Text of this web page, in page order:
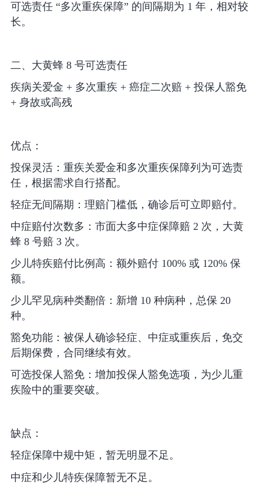
可选责任 “多次重疾保障” 的间隔期为 1 年，相对较
长。
二、大黄蜂 8 号可选责任
疾病关爱金 + 多次重疾 + 癌症二次赔 + 投保人豁免
+ 身故或高残
优点：
投保灵活：重疾关爱金和多次重疾保障列为可选责
任，根据需求自行搭配。
轻症无间隔期：理赔门槛低，确诊后可立即赔付。
中症赔付次数多：市面大多中症保障赔 2 次，大黄
蜂 8 号赔 3 次。
少儿特疾赔付比例高：额外赔付 100% 或 120% 保
额。
少儿罕见病种类翻倍：新增 10 种病种，总保 20
种。
豁免功能：被保人确诊轻症、中症或重疾后，免交
后期保费，合同继续有效。
可选投保人豁免：增加投保人豁免选项，为少儿重
疾险中的重要突破。
缺点：
轻症保障中规中矩，暂无明显不足。
中症和少儿特疾保障暂无不足。